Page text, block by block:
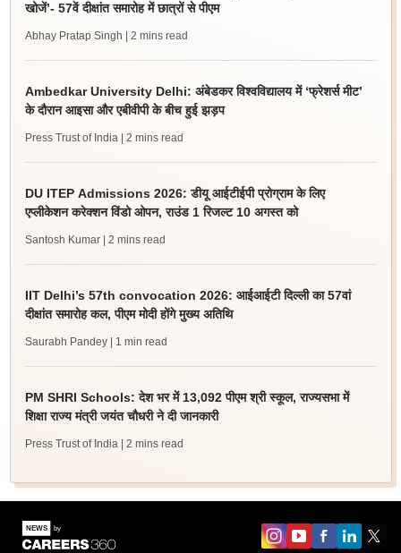
खोजें’- 57वें दीक्षांत समारोह में छात्रों से पीएम
Abhay Pratap Singh | 2 mins read
Ambedkar University Delhi: अंबेडकर विश्वविद्यालय में ‘फ्रेशर्स मीट’
के दौरान आइसा और एबीवीपी के बीच हुई झड़प
Press Trust of India | 2 mins read
DU ITEP Admissions 2026: डीयू आईटीईपी प्रोग्राम के लिए
एप्लीकेशन करेक्शन विंडो ओपन, राउंड 1 रिजल्ट 10 अगस्त को
Santosh Kumar | 2 mins read
IIT Delhi’s 57th convocation 2026: आईआईटी दिल्ली का 57वां
दीक्षांत समारोह कल, पीएम मोदी होंगे मुख्य अतिथि
Saurabh Pandey | 1 min read
PM SHRI Schools: देश भर में 13,092 पीएम श्री स्कूल, राज्यसभा में
शिक्षा राज्य मंत्री जयंत चौधरी ने दी जानकारी
Press Trust of India | 2 mins read